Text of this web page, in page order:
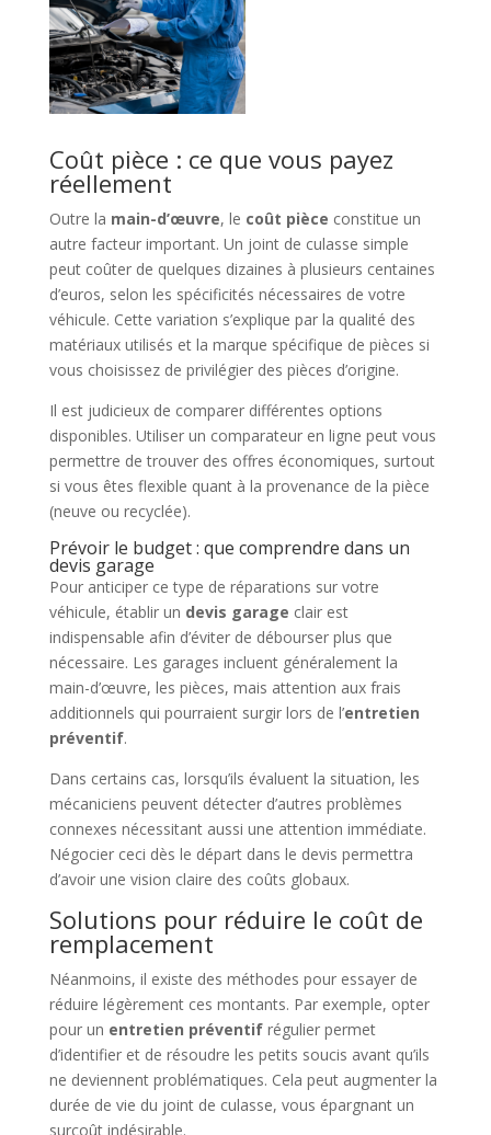
Coût pièce : ce que vous payez
réellement
Outre la main-d’œuvre, le coût pièce constitue un
autre facteur important. Un joint de culasse simple
peut coûter de quelques dizaines à plusieurs centaines
d’euros, selon les spécificités nécessaires de votre
véhicule. Cette variation s’explique par la qualité des
matériaux utilisés et la marque spécifique de pièces si
vous choisissez de privilégier des pièces d’origine.
Il est judicieux de comparer différentes options
disponibles. Utiliser un comparateur en ligne peut vous
permettre de trouver des offres économiques, surtout
si vous êtes flexible quant à la provenance de la pièce
(neuve ou recyclée).
Prévoir le budget : que comprendre dans un
devis garage
Pour anticiper ce type de réparations sur votre
véhicule, établir un devis garage clair est
indispensable afin d’éviter de débourser plus que
nécessaire. Les garages incluent généralement la
main-d’œuvre, les pièces, mais attention aux frais
additionnels qui pourraient surgir lors de l’entretien
préventif.
Dans certains cas, lorsqu’ils évaluent la situation, les
mécaniciens peuvent détecter d’autres problèmes
connexes nécessitant aussi une attention immédiate.
Négocier ceci dès le départ dans le devis permettra
d’avoir une vision claire des coûts globaux.
Solutions pour réduire le coût de
remplacement
Néanmoins, il existe des méthodes pour essayer de
réduire légèrement ces montants. Par exemple, opter
pour un entretien préventifrégulier permet
d’identifier et de résoudre les petits soucis avant qu’ils
ne deviennent problématiques. Cela peut augmenter la
durée de vie du joint de culasse, vous épargnant un
surcoût indésirable.